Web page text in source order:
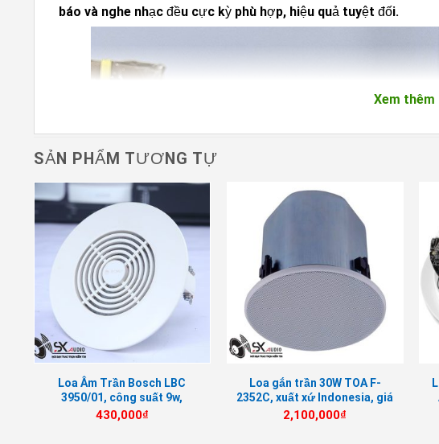
báo và nghe nhạc đều cực kỳ phù hợp, hiệu quả tuyệt đối.
Xem thêm
SẢN PHẨM TƯƠNG TỰ
Loa Âm Trần Bosch LBC
3950/01, công suất 9w,
chuyên thông báo
430,000₫
Loa gắn trần 30W TOA F-
2352C, xuất xứ Indonesia, giá
rẻ nhất
2,100,000₫